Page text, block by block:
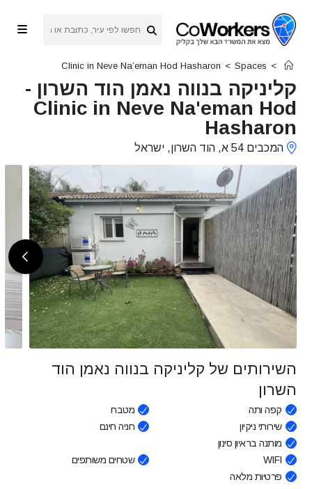
content
>
Spaces
>
Clinic in Neve Na’eman Hod Hasharon
קליניקה בנווה נאמן הוד השרון -
Clinic in Neve Na'eman Hod
Hasharon
המכבים 54 א, הוד השרון, ישראל
השירותים של קליניקה בנווה נאמן הוד
השרון
קפה ותה
מטבח
שירותי ניקיון
חניה חינם
מותנה בראיון סינון
WIFI
שטחים משותפים
פרטיות מלאה